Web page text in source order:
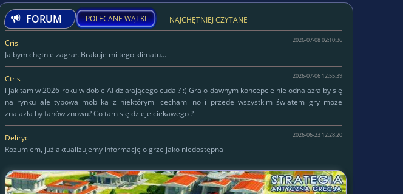
FORUM POLECANE WĄTKI NAJCHĘTNIEJ CZYTANE
Cris 2026-07-08 02:10:36
Ja bym chętnie zagrał. Brakuje mi tego klimatu...
Ctrls 2026-07-06 12:55:39
i jak tam w 2026 roku w dobie AI działającego cuda ? :) Gra o dawnym koncepcie nie odnalazła by się
na rynku ale typowa mobilka z niektórymi cechami no i przede wszystkim światem gry może
znalazła by fanów znowu? Co tam się dzieje ciekawego ?
Deliryc
Deliryc
KAPITAN
W serwisie od
2015-10-14
Lokalizacja:
2026-06-23 12:28:20
Rozumiem, już aktualizujemy informację o grze jako niedostępna